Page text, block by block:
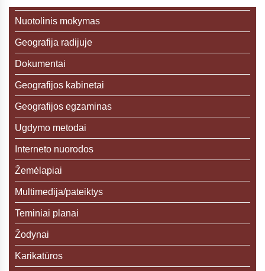
Nuotolinis mokymas
Geografija radijuje
Dokumentai
Geografijos kabinetai
Geografijos egzaminas
Ugdymo metodai
Interneto nuorodos
Žemėlapiai
Multimedija/pateiktys
Teminiai planai
Žodynai
Karikatūros